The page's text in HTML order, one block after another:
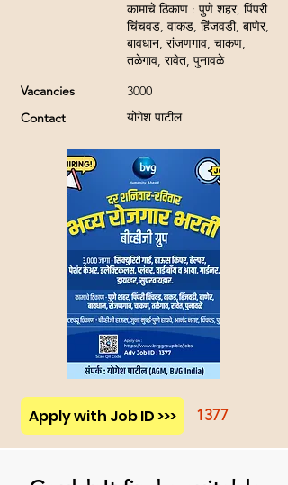
Vacancies
Contact
कामाचे ठिकाण : पुणे शहर, पिंपरी
चिंचवड, वाकड, हिंजवडी, बाणेर,
बावधान, रांजणगाव, चाकण,
तळेगाव, रावेत, पुनावळे
3000
योगेश पाटील
Apply with Job ID >>> 1377